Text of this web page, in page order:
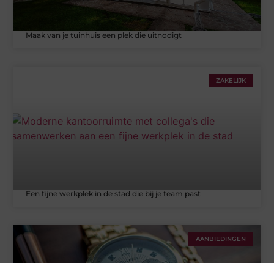
Maak van je tuinhuis een plek die uitnodigt
ZAKELIJK
Een fijne werkplek in de stad die bij je team past
AANBIEDINGEN